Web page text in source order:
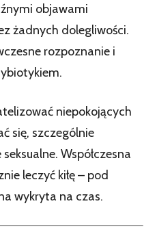
objawami
żadnych dolegliwości.
rozpoznanie i
niepokojących
się, szczególnie
Współczesna
leczyć kiłę – pod
wykryta na czas.